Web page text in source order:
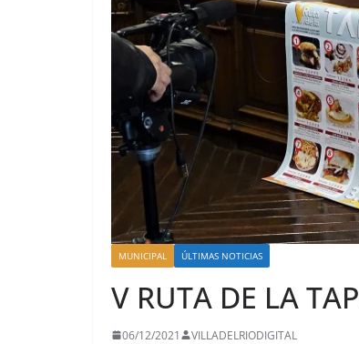
MUNICIPAL ÚLTIMAS NOTICIAS
V RUTA DE LA
06/12/2021 VILLADELRIODIGITAL